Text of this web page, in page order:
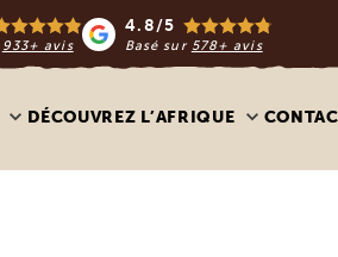
933+ avis
4.8/5
Basé sur 578+ avis
DÉCOUVREZ L’AFRIQUE